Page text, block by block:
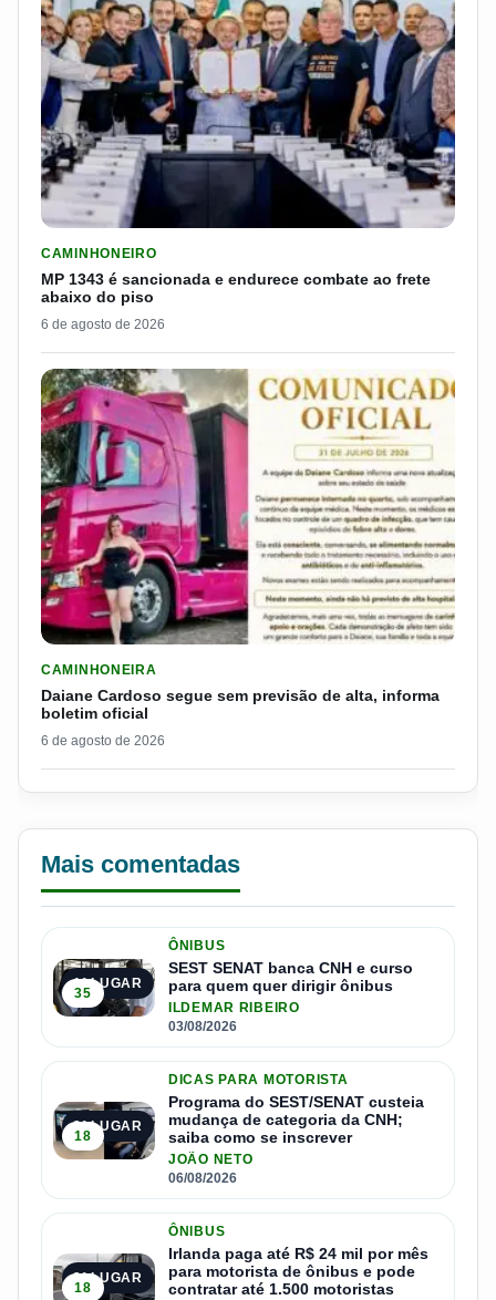
CAMINHONEIRO
MP 1343 é sancionada e endurece combate ao frete
abaixo do piso
6 de agosto de 2026
CAMINHONEIRA
Daiane Cardoso segue sem previsão de alta, informa
boletim oficial
6 de agosto de 2026
Mais comentadas
1º LUGAR
35
ÔNIBUS
SEST SENAT banca CNH e curso
para quem quer dirigir ônibus
ILDEMAR RIBEIRO
03/08/2026
2º LUGAR
18
DICAS PARA MOTORISTA
Programa do SEST/SENAT custeia
mudança de categoria da CNH;
saiba como se inscrever
JOÃO NETO
06/08/2026
3º LUGAR
18
ÔNIBUS
Irlanda paga até R$ 24 mil por mês
para motorista de ônibus e pode
contratar até 1.500 motoristas